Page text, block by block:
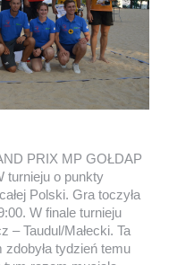
PRIX MP GOŁDAP
turnieju o punkty
Polski. Gra toczyła
W finale turnieju
– Taudul/Małecki. Ta
tydzień temu